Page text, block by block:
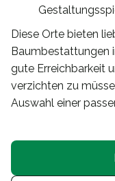
Diese Orte bieten
Baumbestattungen
gute Erreichbarkeit
verzichten zu
Auswahl einer